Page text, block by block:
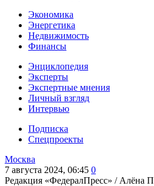
Экономика
Энергетика
Недвижимость
Финансы
Энциклопедия
Эксперты
Экспертные мнения
Личный взгляд
Интервью
Подписка
Спецпроекты
Москва
7 августа 2024, 06:45 0
Редакция «ФедералПресс» / Алёна